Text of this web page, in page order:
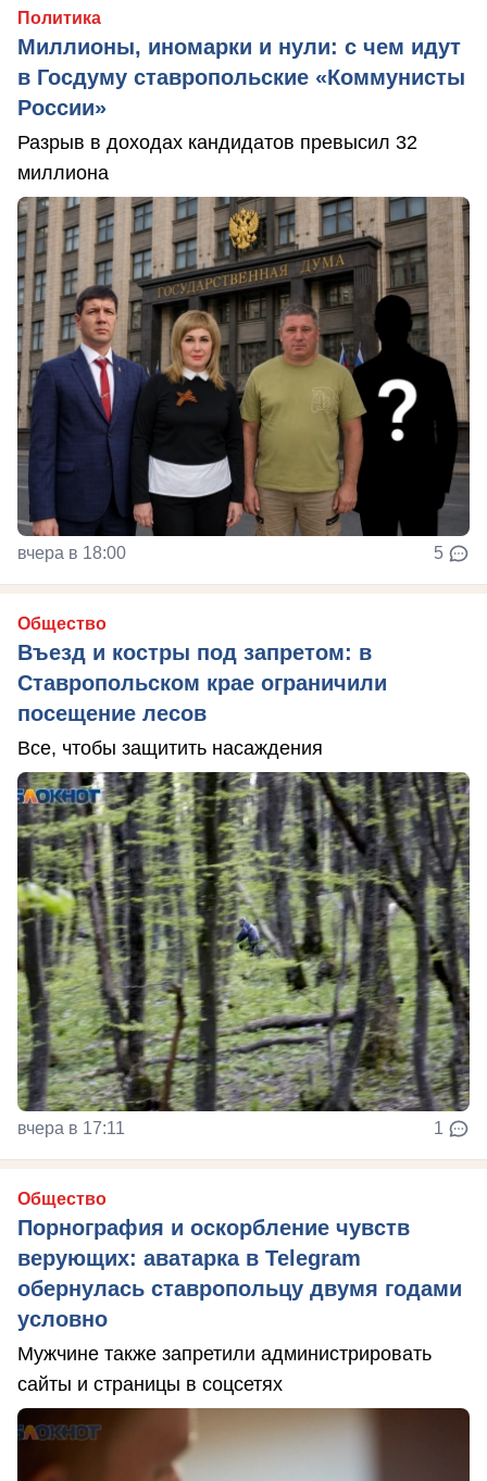
Политика
Миллионы, иномарки и нули: с чем идут
в Госдуму ставропольские «Коммунисты
России»
Разрыв в доходах кандидатов превысил 32
миллиона
вчера в 18:00 5
Общество
Въезд и костры под запретом: в
Ставропольском крае ограничили
посещение лесов
Все, чтобы защитить насаждения
вчера в 17:11 1
Общество
Порнография и оскорбление чувств
верующих: аватарка в Telegram
обернулась ставропольцу двумя годами
условно
Мужчине также запретили администрировать
сайты и страницы в соцсетях